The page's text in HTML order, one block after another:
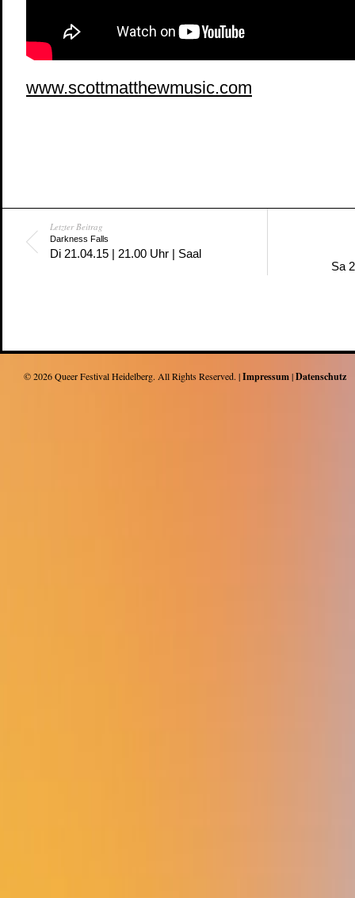
www.scottmatthewmusic.com
Letzter Beitrag
Darkness Falls
Di 21.04.15 | 21.00 Uhr | Saal
Sa
© 2026Queer Festival Heidelberg. All Rights Reserved. |Impressum|Datenschutz